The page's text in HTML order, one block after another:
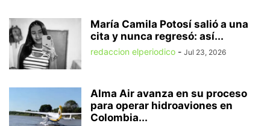
María Camila Potosí salió a una
cita y nunca regresó: así...
redaccion elperiodico - Jul 23, 2026
Alma Air avanza en su proceso
para operar hidroaviones en
Colombia...